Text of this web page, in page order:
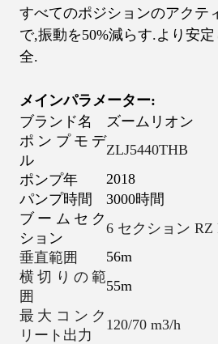
すべてのポジションのアクテ
で,振動を50%減らす.より安
全.
メインパラメーター:
ブランド名
ズームリオン
ポンプモデ
ル
ZLJ5440THB
ポンプ年
2018
パンプ時間
3000時間
ブームセク
ション
6 セクション RZ
垂直範囲
56m
横切りの範
囲
55m
最大コンク
リート出力
120/70 m3/h